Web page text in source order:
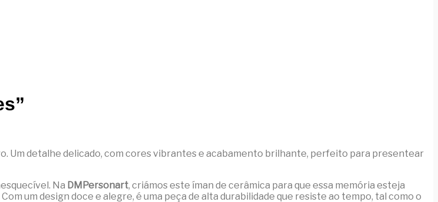
Um detalhe delicado, com cores vibrantes e acabamento brilhante, perfeito para presentear
Na DMPersonart, criámos este íman de cerâmica para que essa memória esteja
um design doce e alegre, é uma peça de alta durabilidade que resiste ao tempo, tal como o